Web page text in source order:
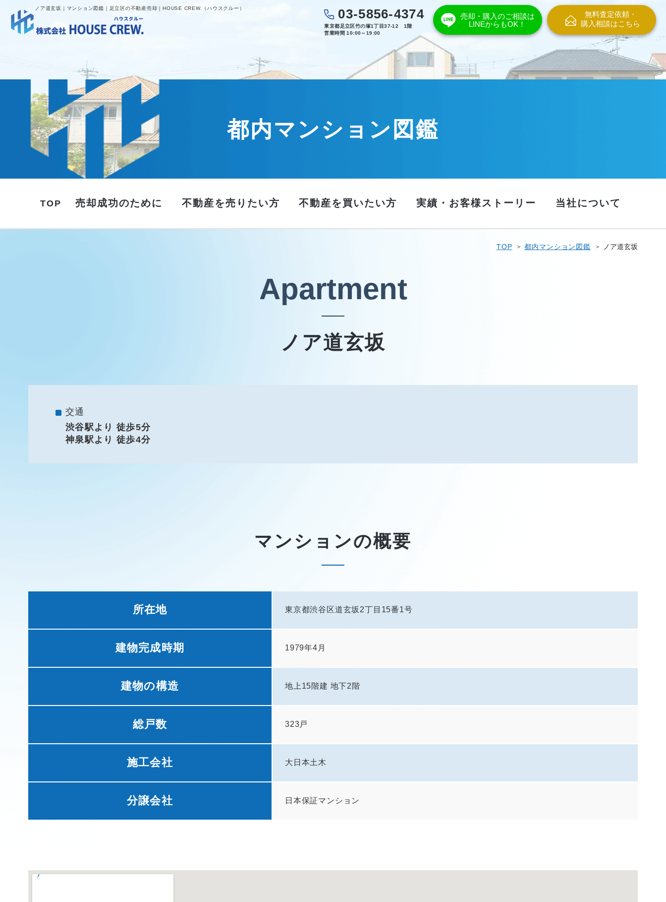
ノア道玄坂｜マンション図鑑｜足立区の不動産売却｜HOUSE CREW.（ハウスクルー） 03-5856-4374
東京都足立区竹の塚1丁目37-12 1階
営業時間 10:00～19:00
売却・購入のご相談は
LINEからもOK！
無料査定依頼・
購入相談はこちら
都内マンション図鑑
TOP 売却成功のために 不動産を売りたい方 不動産を買いたい方 実績・お客様ストーリー 当社について
TOP 都内マンション図鑑 ノア道玄坂
Apartment
ノア道玄坂
交通
渋谷駅より 徒歩5分
神泉駅より 徒歩4分
マンションの概要
所在地 東京都渋谷区道玄坂2丁目15番1号
建物完成時期 1979年4月
建物の構造 地上15階建 地下2階
総戸数 323戸
施工会社 大日本土木
分譲会社 日本保証マンション